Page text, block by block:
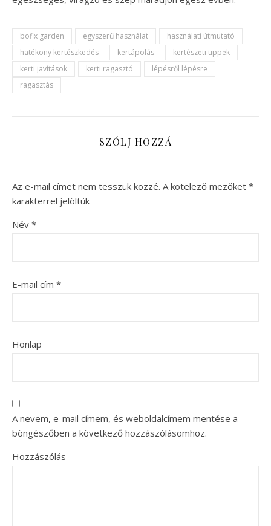
bofix garden egyszerű használat
használati útmutató
hatékony kertészkedés
kertápolás
kertészeti tippek
kerti javítások
kerti ragasztó
lépésről lépésre
ragasztás
SZÓLJ HOZZÁ
Az e-mail címet nem tesszük közzé. A kötelező mezőket *
karakterrel jelöltük
Név *
E-mail cím *
Honlap
A nevem, e-mail címem, és weboldalcímem mentése a
böngészőben a következő hozzászólásomhoz.
Hozzászólás